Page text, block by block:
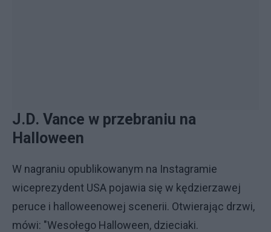
J.D. Vance w przebraniu na
Halloween
W nagraniu opublikowanym na Instagramie
wiceprezydent USA pojawia się w kędzierzawej
peruce i halloweenowej scenerii. Otwierając drzwi,
mówi: "Wesołego Halloween, dzieciaki.